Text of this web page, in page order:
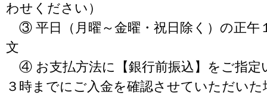
わせください）
③ 平日（月曜～金曜・祝日除く）の正午
文
④ お支払方法に【銀行前振込】をご指定
３時までにご入金を確認させていただいた